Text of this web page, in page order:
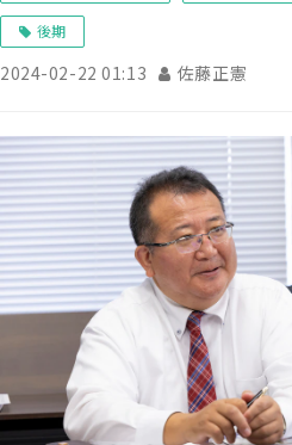
後期
2024-02-22 01:13 佐藤正憲